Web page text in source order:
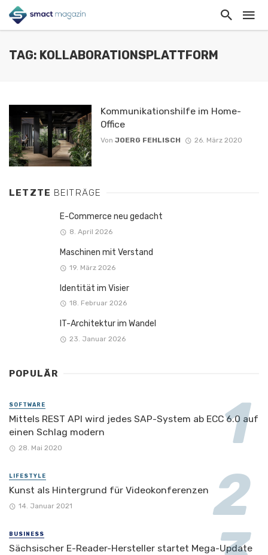
TAG: KOLLABORATIONSPLATTFORM
Kommunikationshilfe im Home-
Office
Von JOERG FEHLISCH 26. März 2020
LETZTE BEITRÄGE
E-Commerce neu gedacht
8. April 2026
Maschinen mit Verstand
19. März 2026
Identität im Visier
18. Februar 2026
IT-Architektur im Wandel
23. Januar 2026
POPULÄR
SOFTWARE
Mittels REST API wird jedes SAP-System ab ECC 6.0 auf
einen Schlag modern
28. Mai 2020
LIFESTYLE
Kunst als Hintergrund für Videokonferenzen
14. Januar 2021
BUSINESS
Sächsischer E-Reader-Hersteller startet Mega-Update